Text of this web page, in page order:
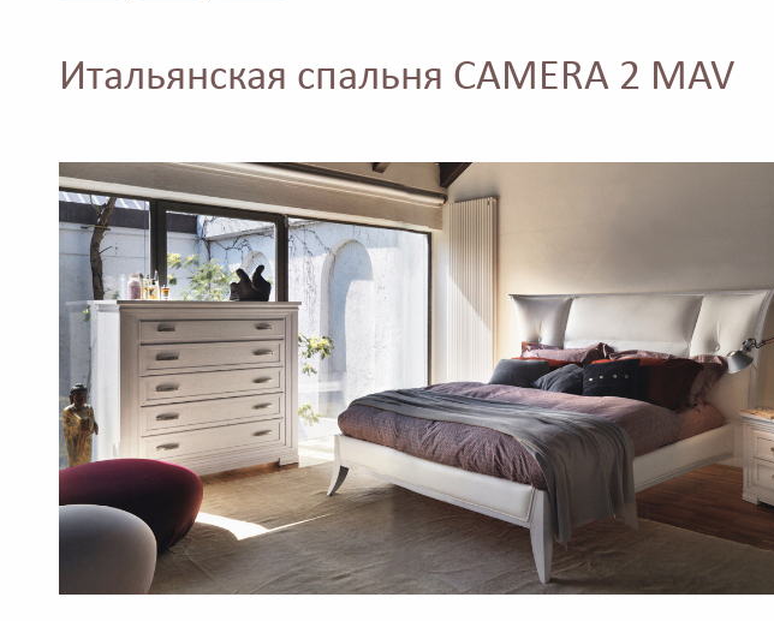
Итальянская спальня CAMERA 2 MAV